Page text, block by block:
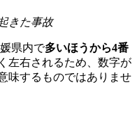
きた事故
県内で多いほうから4番
左右されるため、数字が
味するものではありませ